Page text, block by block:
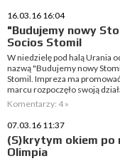
16.03.16 16:04
"Budujemy nowy
Socios Stomil
W niedzielę pod halą Urania
nazwą "Budujemy nowy
Stomil. Impreza ma
marcu rozpoczęło swoją
Komentarzy: 4 »
07.03.16 11:37
(S)krytym okiem po
Olimpia